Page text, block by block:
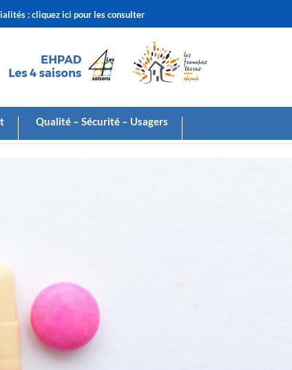
: cliquez ici pour les consulter
Qualité – Sécurité – Usagers